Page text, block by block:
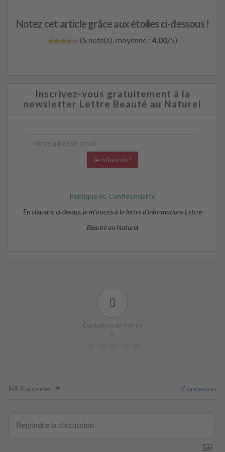
Notez cet article grâce aux étoiles ci-dessous !
(5 note(s), moyenne : 4,00/5)
Inscrivez-vous gratuitement à la
newsletter Lettre Beauté au Naturel
Politique de Confidentialite
En cliquant ci-dessus, je m’inscris à la lettre d’informations Lettre
Beauté au Naturel
0
Évaluation de l'articl
e
S’abonner Connexion